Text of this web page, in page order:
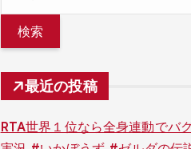
最近の投稿
RTA世界１位なら全身連動でバ